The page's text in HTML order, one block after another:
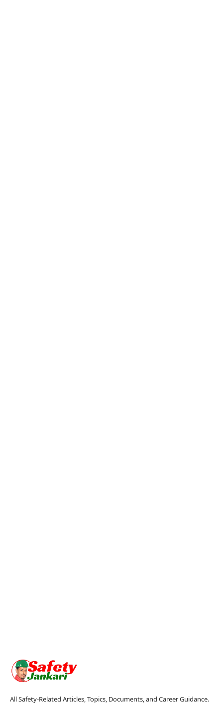
All Safety-Related Articles, Topics, Documents, and Career Guidance.